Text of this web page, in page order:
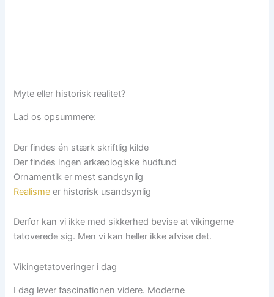
Myte eller historisk realitet?
Lad os opsummere:
Der findes én stærk skriftlig kilde
Der findes ingen arkæologiske hudfund
Ornamentik er mest sandsynlig
Realisme er historisk usandsynlig
Derfor kan vi ikke med sikkerhed bevise at vikingerne
tatoverede sig. Men vi kan heller ikke afvise det.
Vikingetatoveringer i dag
I dag lever fascinationen videre. Moderne